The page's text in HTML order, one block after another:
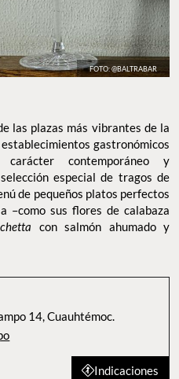
FOTO: @BALTRABAR
las plazas más vibrantes de la
gastronómicos
contemporáneo y
especial de tragos de
de pequeños platos perfectos
–como sus flores de calabaza
con salmón ahumado y
14, Cuauhtémoc.
Indicaciones